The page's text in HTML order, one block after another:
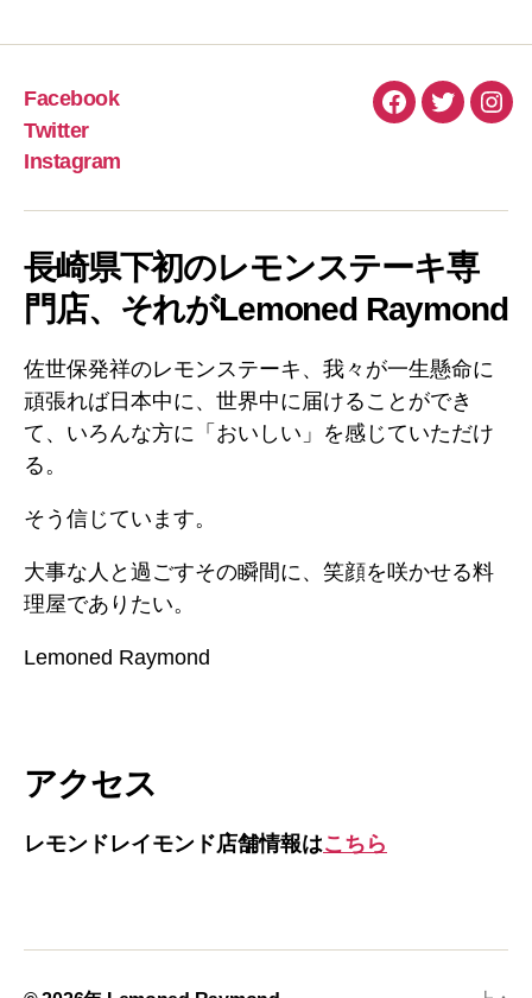
Facebook
Twitter
Instagram
Facebook
Twitter
長崎県下初のレモンステーキ専
門店、それがLemoned Raymond
佐世保発祥のレモンステーキ、我々が一生懸命に
頑張れば日本中に、世界中に届けることができ
て、いろんな方に「おいしい」を感じていただけ
る。
そう信じています。
大事な人と過ごすその瞬間に、笑顔を咲かせる料
理屋でありたい。
Lemoned Raymond
アクセス
レモンドレイモンド店舗情報はこちら